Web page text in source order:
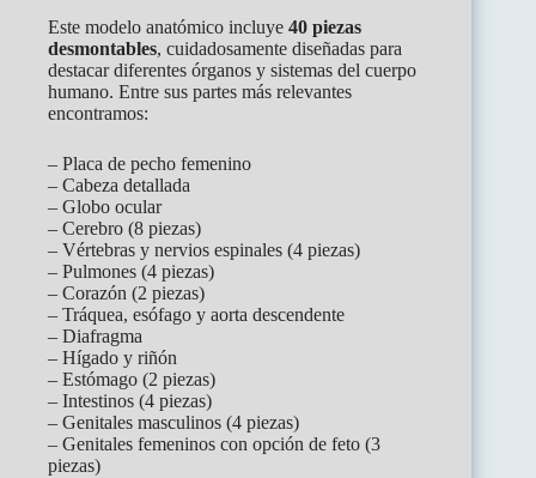
Este modelo anatómico incluye 40 piezas
desmontables, cuidadosamente diseñadas para
destacar diferentes órganos y sistemas del cuerpo
humano. Entre sus partes más relevantes
encontramos:
– Placa de pecho femenino
– Cabeza detallada
– Globo ocular
– Cerebro (8 piezas)
– Vértebras y nervios espinales (4 piezas)
– Pulmones (4 piezas)
– Corazón (2 piezas)
– Tráquea, esófago y aorta descendente
– Diafragma
– Hígado y riñón
– Estómago (2 piezas)
– Intestinos (4 piezas)
– Genitales masculinos (4 piezas)
– Genitales femeninos con opción de feto (3
piezas)